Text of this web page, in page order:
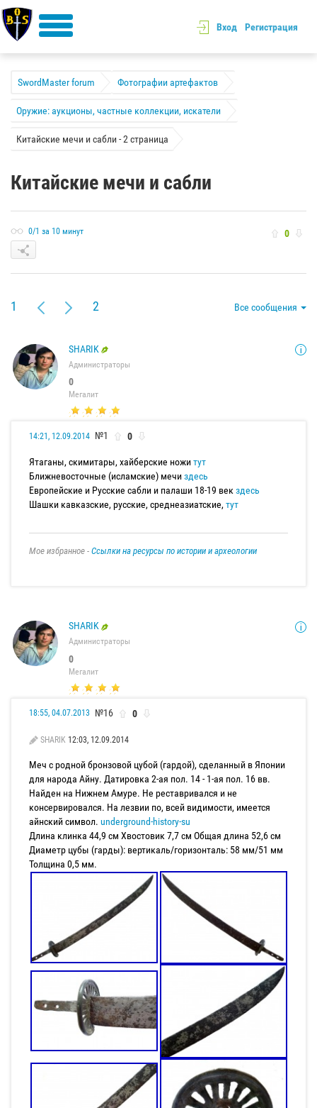
Вход Регистрация
SwordMaster forum Фотографии артефактов
Оружие: аукционы, частные коллекции, искатели
Китайские мечи и сабли - 2 страница
Китайские мечи и сабли
0/1 за 10 минут 0
1 2 Все сообщения
SHARIK
Администраторы
0
Мегалит
14:21, 12.09.2014 №1 0
Ятаганы, скимитары, хайберские ножитут
Ближневосточные (исламские) мечиздесь
Европейские и Русские сабли и палаши 18-19 векздесь
Шашки кавказские, русские, среднеазиатские,тут
Мое избранное - Ссылки на ресурсы по истории и археологии
SHARIK
Администраторы
0
Мегалит
18:55, 04.07.2013 №16 0
SHARIK 12:03, 12.09.2014
Меч с родной бронзовой цубой (гардой), сделанный в Японии
для народа Айну. Датировка 2-ая пол. 14 - 1-ая пол. 16 вв.
Найден на Нижнем Амуре. Не реставривался и не
консервировался. На лезвии по, всей видимости, имеется
айнский символ. underground-history-su
Длина клинка 44,9 см Хвостовик 7,7 см Общая длина 52,6 см
Диаметр цубы (гарды): вертикаль/горизонталь: 58 мм/51 мм
Толщина 0,5 мм.